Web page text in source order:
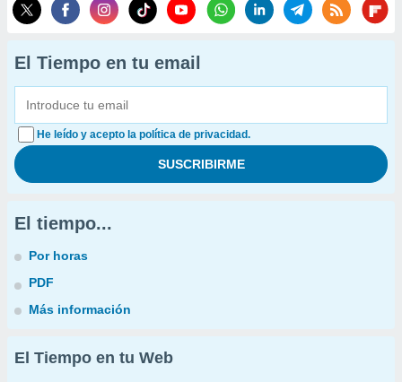
El Tiempo en tu email
He leído y acepto la política de privacidad.
El tiempo...
Por horas
PDF
Más información
El Tiempo en tu Web